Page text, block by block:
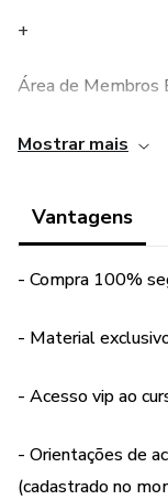
+
Área de Membros
Imagine ter um
+ Conectar-se
objetivos: Troque
dicas avançadas e
Manter-se
Mostrar mais
Vantagens
- Compra 100%
- Material
- Acesso vip ao
- Orientações de
(cadastrado no